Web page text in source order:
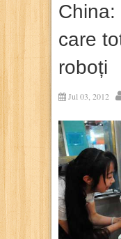
care
roboți
Jul 03, 2012